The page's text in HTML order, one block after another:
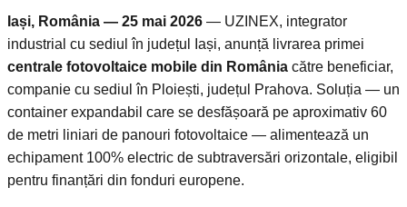
Iași, România — 25 mai 2026 — UZINEX, integrator
industrial cu sediul în județul Iași, anunță livrarea primei
centrale fotovoltaice mobile din România către beneficiar,
companie cu sediul în Ploiești, județul Prahova. Soluția — un
container expandabil care se desfășoară pe aproximativ 60
de metri liniari de panouri fotovoltaice — alimentează un
echipament 100% electric de subtraversări orizontale, eligibil
pentru finanțări din fonduri europene.